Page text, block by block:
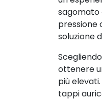
sagomato
pressione
soluzione
ottenere
più
tappi